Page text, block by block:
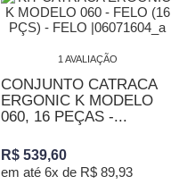
1 AVALIAÇÃO
CONJUNTO CATRACA
ERGONIC K MODELO
060, 16 PEÇAS -...
R$ 539,60
em até 6x de R$ 89,93